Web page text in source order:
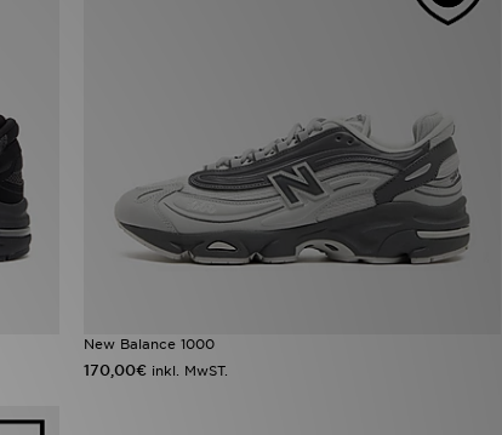
New Balance 1000
170,00€ inkl. MwST.